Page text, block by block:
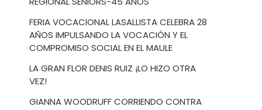
FERIA VOCACIONAL LASALLISTA CELEBRA 28
AÑOS IMPULSANDO LA VOCACIÓN Y EL
COMPROMISO SOCIAL EN EL MAULE
LA GRAN FLOR DENIS RUIZ ¡LO HIZO OTRA
VEZ!
GIANNA WOODRUFF CORRIENDO CONTRA